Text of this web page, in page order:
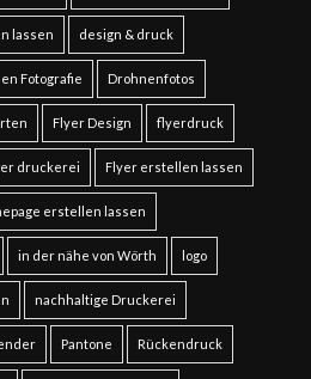
lassen design & druck
Fotografie Drohnenfotos
Flyer Design flyerdruck
druckerei Flyer erstellen lassen
erstellen lassen
in der nähe von Wörth logo
nachhaltige Druckerei
Pantone Rückendruck